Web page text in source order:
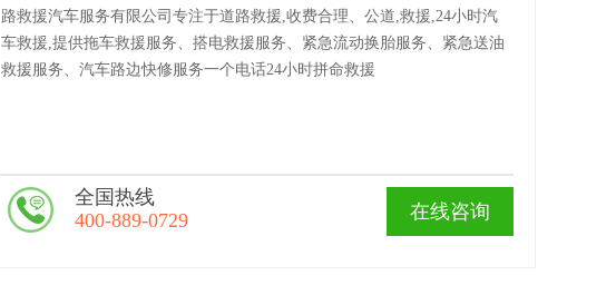
路救援汽车服务有限公司专注于道路救援,收费合理、公道,救援,24小时汽
车救援,提供拖车救援服务、搭电救援服务、紧急流动换胎服务、紧急送油
救援服务、汽车路边快修服务一个电话24小时拼命救援
在线咨询
全国热线
400-889-0729